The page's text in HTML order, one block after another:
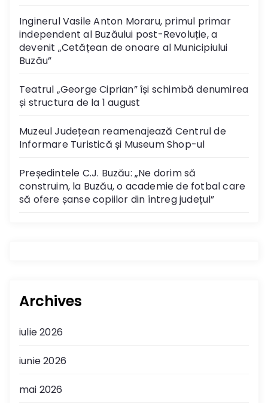
Inginerul Vasile Anton Moraru, primul primar
independent al Buzăului post-Revoluție, a
devenit „Cetățean de onoare al Municipiului
Buzău”
Teatrul „George Ciprian” își schimbă denumirea
și structura de la 1 august
Muzeul Județean reamenajează Centrul de
Informare Turistică și Museum Shop-ul
Președintele C.J. Buzău: „Ne dorim să
construim, la Buzău, o academie de fotbal care
să ofere șanse copiilor din întreg județul”
Archives
iulie 2026
iunie 2026
mai 2026